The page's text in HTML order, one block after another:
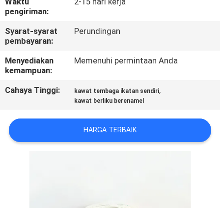
KAMI
BERITA
REQUEST
SUATU
SITEMAP
pengiriman:
Syarat-syarat
pembayaran:
Perundingan
Menyediakan
kemampuan:
Memenuhi permintaan Anda
Cahaya Tinggi: kawat tembaga ikatan sendiri,
kawat berliku berenamel
HARGA TERBAIK